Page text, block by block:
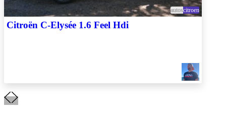
autoscitroen
Citroën C-Elysée 1.6 Feel Hdi